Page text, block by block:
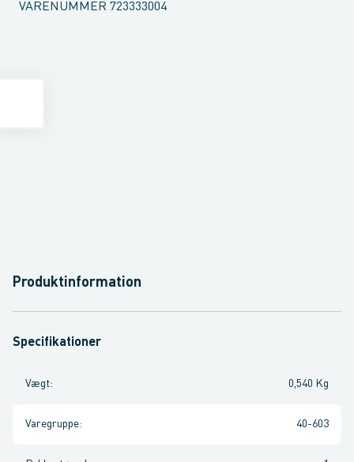
VARENUMMER 723333004
Produktinformation
Specifikationer
Vægt: 0,540 Kg
Varegruppe: 40-603